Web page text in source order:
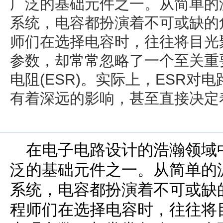
广泛的基础元件之一。从简单
系统，电容都扮演着不可或缺
师们在选择电容时，往往将目
参数，却常常忽略了一个至关
电阻(ESR)。实际上，ESR对
有着深远的影响，甚至直接决
在电子电路设计的浩瀚领域
泛的基础元件之一。从简单
系统，电容都扮演着不可或
程师们在选择电容时，往往